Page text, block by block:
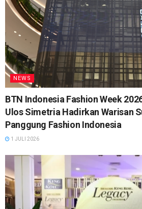
NEWS
BTN Indonesia Fashion Week
Ulos Simetria Hadirkan Warisan
Panggung Fashion Indonesia
1 JULI 2026